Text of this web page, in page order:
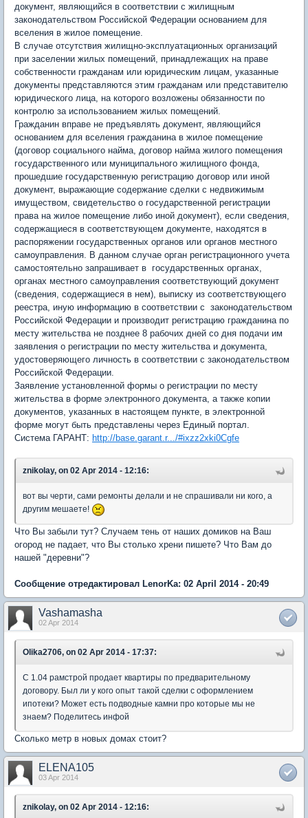
документ, являющийся в соответствии с жилищным
законодательством Российской Федерации основанием для
вселения в жилое помещение.
В случае отсутствия жилищно-эксплуатационных организаций
при заселении жилых помещений, принадлежащих на праве
собственности гражданам или юридическим лицам, указанные
документы представляются этим гражданам или представителю
юридического лица, на которого возложены обязанности по
контролю за использованием жилых помещений.
Гражданин вправе не предъявлять документ, являющийся
основанием для вселения гражданина в жилое помещение
(договор социального найма, договор найма жилого помещения
государственного или муниципального жилищного фонда,
прошедшие государственную регистрацию договор или иной
документ, выражающие содержание сделки с недвижимым
имуществом, свидетельство о государственной регистрации
права на жилое помещение либо иной документ), если сведения,
содержащиеся в соответствующем документе, находятся в
распоряжении государственных органов или органов местного
самоуправления. В данном случае орган регистрационного учета
самостоятельно запрашивает в государственных органах,
органах местного самоуправления соответствующий документ
(сведения, содержащиеся в нем), выписку из соответствующего
реестра, иную информацию в соответствии с законодательством
Российской Федерации и производит регистрацию гражданина по
месту жительства не позднее 8 рабочих дней со дня подачи им
заявления о регистрации по месту жительства и документа,
удостоверяющего личность в соответствии с законодательством
Российской Федерации.
Заявление установленной формы о регистрации по месту
жительства в форме электронного документа, а также копии
документов, указанных в настоящем пункте, в электронной
форме могут быть представлены через Единый портал.
Система ГАРАНТ: http://base.garant.r.../#ixzz2xki0Cgfe
znikolay, on 02 Apr 2014 - 12:16:
вот вы черти, сами ремонты делали и не спрашивали ни кого, а
другим мешаете!
Что Вы забыли тут? Случаем тень от наших домиков на Ваш
огород не падает, что Вы столько хрени пишете? Что Вам до
нашей "деревни"?
Сообщение отредактировал LenorKa: 02 April 2014 - 20:49
Vashamasha
02 Apr 2014
Olika2706, on 02 Apr 2014 - 17:37:
С 1.04 рамстрой продает квартиры по предварительному
договору. Был ли у кого опыт такой сделки с оформлением
ипотеки? Может есть подводные камни про которые мы не
знаем? Поделитесь инфой
Сколько метр в новых домах стоит?
ELENA105
03 Apr 2014
znikolay, on 02 Apr 2014 - 12:16: